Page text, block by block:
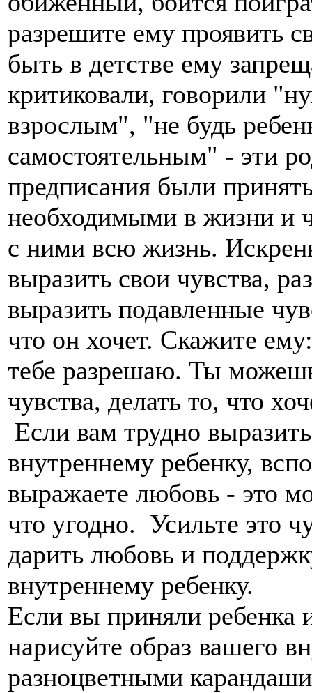
разрешите ему проявить
быть в детстве ему
критиковали, говорили
взрослым", "не будь
самостоятельным" - эти
предписания были
необходимыми в жизни и
с ними всю жизнь.
выразить свои чувства,
выразить подавленные
что он хочет. Скажите
тебе разрешаю. Ты
чувства, делать то, что
Если вам трудно
внутреннему ребенку,
выражаете любовь - это
что угодно. Усильте это
дарить любовь и
внутреннему ребенку.
Если вы приняли ребенка
нарисуйте образ вашего
разноцветными